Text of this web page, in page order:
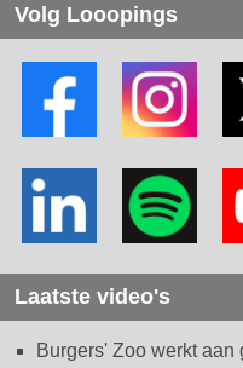
Volg Looopings
Laatste video's
Burgers' Zoo werkt